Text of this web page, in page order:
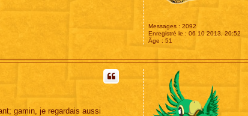
Messages : 2092
Enregistré le : 06 10 2013, 20:52
Âge : 51
gamin, je regardais aussi